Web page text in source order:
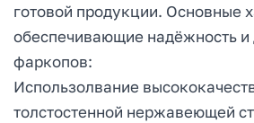
готовой продукции. Основные
обеспечивающие надёжность и
фаркопов:
Использолвание
толстостенной нержавеющей